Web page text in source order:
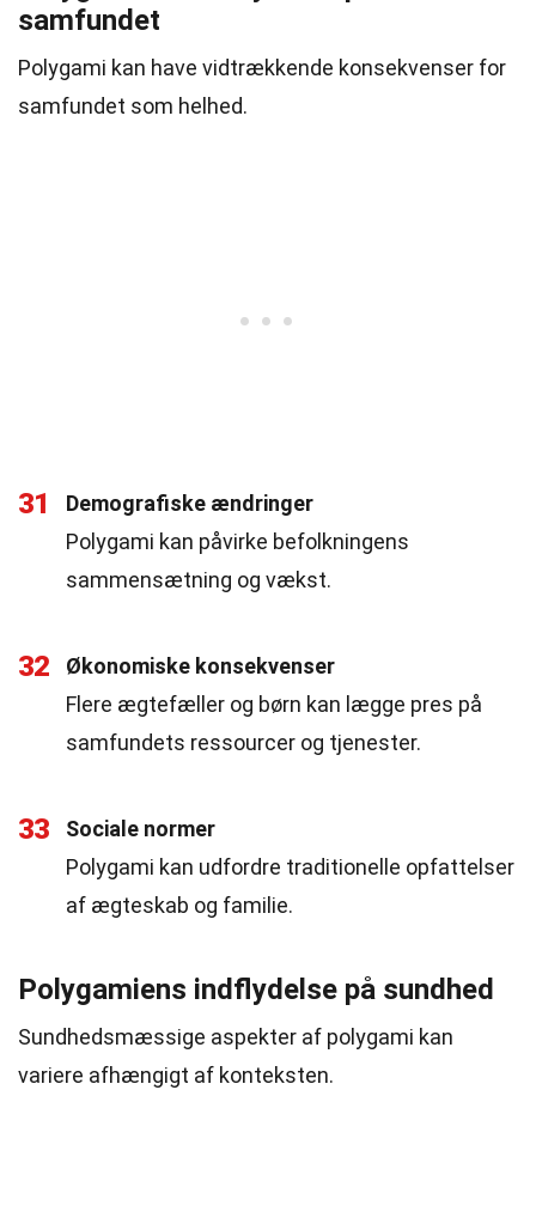
samfundet
Polygami kan have vidtrækkende konsekvenser for
samfundet som helhed.
31
Demografiske ændringer
Polygami kan påvirke befolkningens
sammensætning og vækst.
32
Økonomiske konsekvenser
Flere ægtefæller og børn kan lægge pres på
samfundets ressourcer og tjenester.
33
Sociale normer
Polygami kan udfordre traditionelle opfattelser
af ægteskab og familie.
Polygamiens indflydelse på sundhed
Sundhedsmæssige aspekter af polygami kan
variere afhængigt af konteksten.